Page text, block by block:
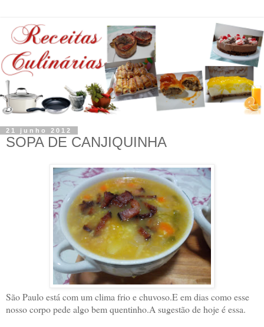
21 junho 2012
SOPA DE CANJIQUINHA
São Paulo está com um clima frio e chuvoso.E em dias como esse
nosso corpo pede algo bem quentinho.A sugestão de hoje é essa.